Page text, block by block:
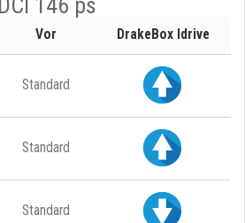
Vor DrakeBox Idrive
Standard
Standard
Standard